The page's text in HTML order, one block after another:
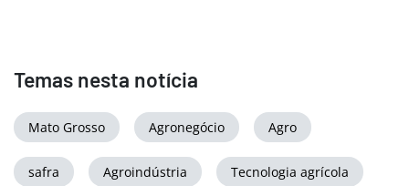
Temas nesta notícia
Mato Grosso Agronegócio Agro
safra Agroindústria Tecnologia agrícola